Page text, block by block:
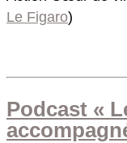
Le Figaro)
Podcast «